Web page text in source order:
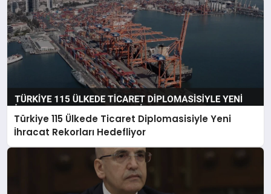
Türkiye 115 Ülkede Ticaret Diplomasisiyle Yeni
İhracat Rekorları Hedefliyor